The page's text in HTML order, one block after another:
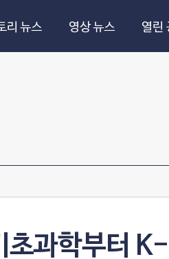
리 뉴스 영상 뉴스 열린
과학부터 K-